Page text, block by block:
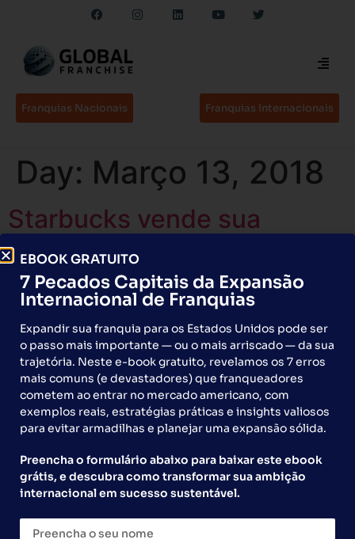
Franquias Nacionais Franquias Internacionais
Day: Março 13, 2018
Starbucks vende sua
operação no País
Com o acordo com a South Rock no Brasil, todas as
operações na América Latina passam a ser licenciadas
Fernando Scheller, O Estado de S.Paulo 13 Março 2018 |
10h22 A Starbucks anunciou nesta terça-feira, 13, um
acordo com a South Rock, empresa que opera
restaurantes no País, para licenciar suas operações no
Brasil. Pelo […]
EBOOK GRATUITO
7 Pecados Capitais da Expansão
Internacional de Franquias
Expandir sua franquia para os Estados Unidos pode ser
o passo mais importante — ou o mais arriscado — da sua
trajetória. Neste e-book gratuito, revelamos os 7 erros
mais comuns (e devastadores) que franqueadores
cometem ao entrar no mercado americano, com
exemplos reais, estratégias práticas e insights valiosos
para evitar armadilhas e planejar uma expansão sólida.
Preencha o formulário abaixo para baixar este ebook
grátis, e descubra como transformar sua ambição
internacional em sucesso sustentável.